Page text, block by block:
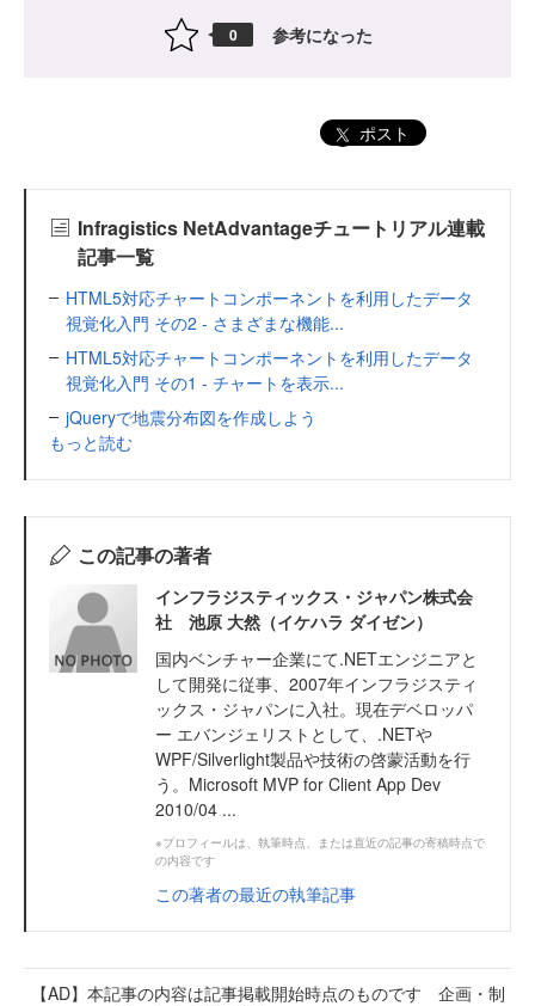
0 参考になった
ポスト
Infragistics NetAdvantageチュートリアル連載
記事一覧
HTML5対応チャートコンポーネントを利用したデータ
視覚化入門 その2 - さまざまな機能...
HTML5対応チャートコンポーネントを利用したデータ
視覚化入門 その1 - チャートを表示...
jQueryで地震分布図を作成しよう
もっと読む
この記事の著者
インフラジスティックス・ジャパン株式会
社 池原 大然（イケハラ ダイゼン）
国内ベンチャー企業にて.NETエンジニアと
して開発に従事、2007年インフラジスティ
ックス・ジャパンに入社。現在デベロッパ
ー エバンジェリストとして、.NETや
WPF/Silverlight製品や技術の啓蒙活動を行
う。Microsoft MVP for Client App Dev
2010/04 ...
※プロフィールは、執筆時点、または直近の記事の寄稿時点で
の内容です
この著者の最近の執筆記事
【AD】本記事の内容は記事掲載開始時点のものです 企画・制